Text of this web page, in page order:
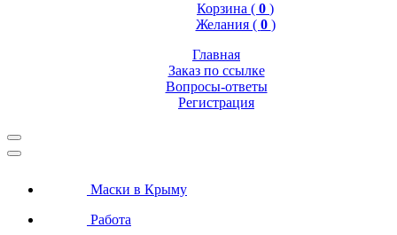
Корзина ( 0 )
Желания ( 0 )
Главная
Заказ по ссылке
Вопросы-ответы
Регистрация
Маски в Крыму
Работа